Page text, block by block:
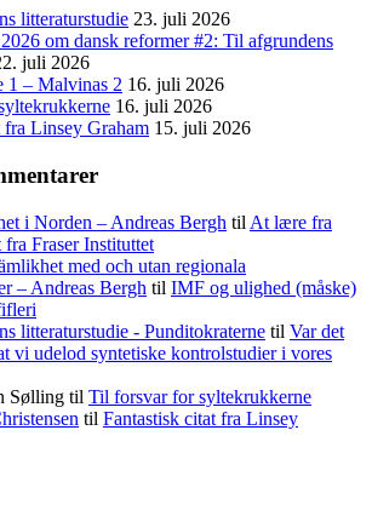
litteraturstudie 23. juli 2026
om dansk reformer #2: Til afgrundens
juli 2026
1 – Malvinas 2 16. juli 2026
16. juli 2026
fra Linsey Graham 15. juli 2026
i Norden – Andreas Bergh til At lære fra
Fraser Instituttet
med och utan regionala
– Andreas Bergh til IMF og ulighed (måske)
litteraturstudie - Punditokraterne til Var det
vi udelod syntetiske kontrolstudier i vores
Sølling til Til forsvar for syltekrukkerne
til Fantastisk citat fra Linsey